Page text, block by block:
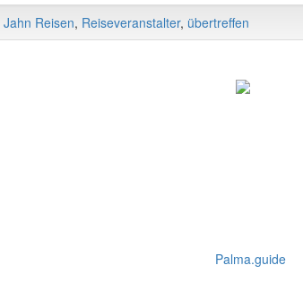
Jahn Reisen, Reiseveranstalter, übertreffen